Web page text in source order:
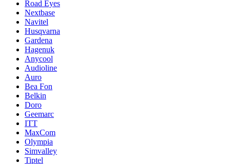
Road Eyes
Nextbase
Navitel
Husqvarna
Gardena
Hagenuk
Anycool
Audioline
Auro
Bea Fon
Belkin
Doro
Geemarc
ITT
MaxCom
Olympia
Simvalley
Tiptel